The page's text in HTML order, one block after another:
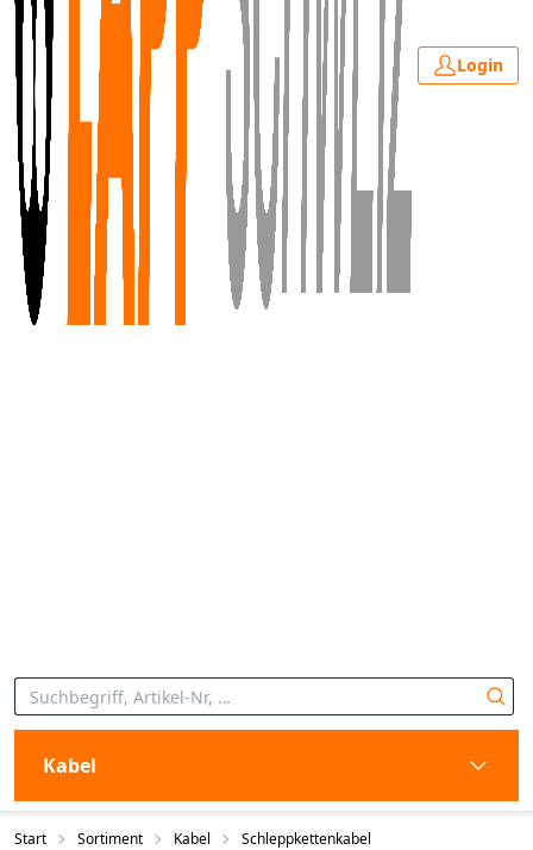
Login
Kabel
Start Sortiment Kabel Schleppkettenkabel